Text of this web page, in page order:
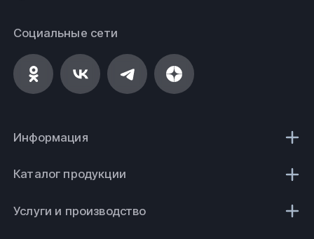
Социальные сети
Информация
Каталог продукции
Услуги и производство